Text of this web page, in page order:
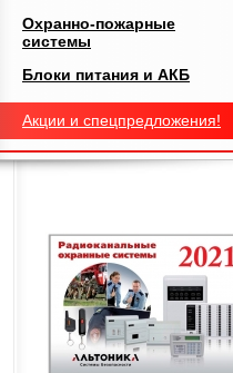
Охранно-пожарные
системы
Блоки питания и АКБ
Акции и спецпредложения!